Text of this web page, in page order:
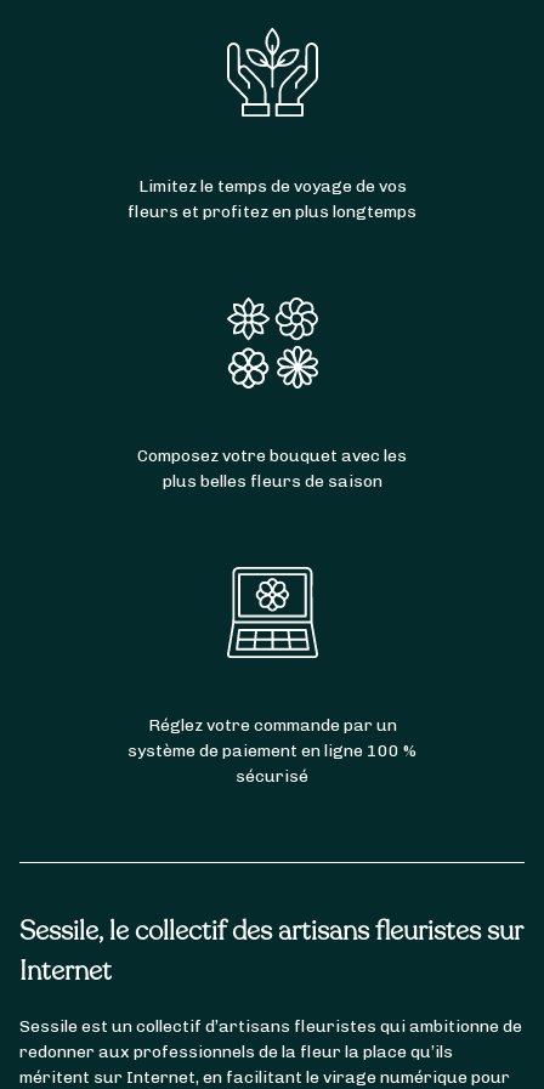
Sessile, le collectif des artisans fleuristes sur
Internet
Sessile est un collectif d’artisans fleuristes qui ambitionne de
redonner aux professionnels de la fleur la place qu’ils
méritent sur Internet, en facilitant le virage numérique pour
Limitez le temps de voyage de vos
fleurs et profitez en plus longtemps
Composez votre bouquet avec les
plus belles fleurs de saison
Réglez votre commande par un
système de paiement en ligne 100 %
sécurisé